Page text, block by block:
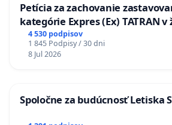
Petícia za zachovanie
kategórie Expres (Ex) TATRAN
stanici Púchov
4 530 podpisov
1 845 Podpisy / 30 dni
8 Jul 2026
Spoločne za budúcnosť Letiska